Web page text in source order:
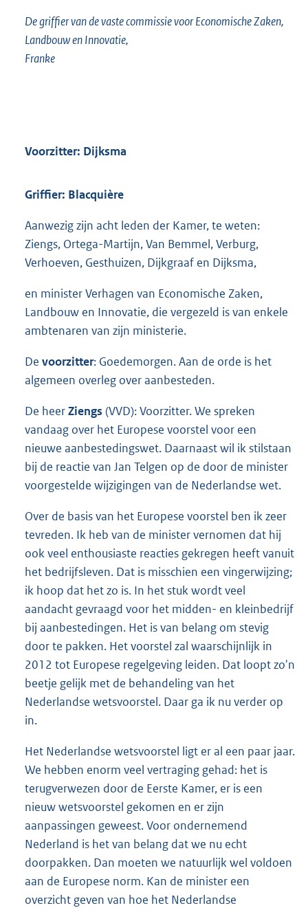
De griffier van de vaste commissie voor Economische Zaken,
Landbouw en Innovatie,
Franke
Voorzitter: Dijksma
Griffier: Blacquière
Aanwezig zijn acht leden der Kamer, te weten:
Ziengs, Ortega-Martijn, Van Bemmel, Verburg,
Verhoeven, Gesthuizen, Dijkgraaf en Dijksma,
en minister Verhagen van Economische Zaken,
Landbouw en Innovatie, die vergezeld is van enkele
ambtenaren van zijn ministerie.
De voorzitter: Goedemorgen. Aan de orde is het
algemeen overleg over aanbesteden.
De heerZiengs (VVD): Voorzitter. We spreken
vandaag over het Europese voorstel voor een
nieuwe aanbestedingswet. Daarnaast wil ik stilstaan
bij de reactie van Jan Telgen op de door de minister
voorgestelde wijzigingen van de Nederlandse wet.
Over de basis van het Europese voorstel ben ik zeer
tevreden. Ik heb van de minister vernomen dat hij
ook veel enthousiaste reacties gekregen heeft vanuit
het bedrijfsleven. Dat is misschien een vingerwijzing;
ik hoop dat het zo is. In het stuk wordt veel
aandacht gevraagd voor het midden- en kleinbedrijf
bij aanbestedingen. Het is van belang om stevig
door te pakken. Het voorstel zal waarschijnlijk in
2012 tot Europese regelgeving leiden. Dat loopt zo'n
beetje gelijk met de behandeling van het
Nederlandse wetsvoorstel. Daar ga ik nu verder op
in.
Het Nederlandse wetsvoorstel ligt er al een paar jaar.
We hebben enorm veel vertraging gehad: het is
terugverwezen door de Eerste Kamer, er is een
nieuw wetsvoorstel gekomen en er zijn
aanpassingen geweest. Voor ondernemend
Nederland is het van belang dat we nu echt
doorpakken. Dan moeten we natuurlijk wel voldoen
aan de Europese norm. Kan de minister een
overzicht geven van hoe het Nederlandse